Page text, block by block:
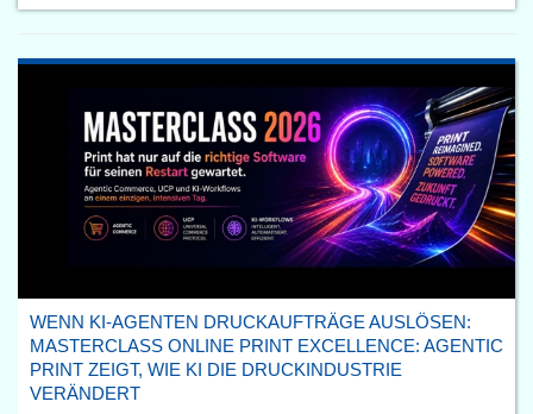
WENN KI-AGENTEN DRUCKAUFTRÄGE AUSLÖSEN:
MASTERCLASS ONLINE PRINT EXCELLENCE: AGENTIC
PRINT ZEIGT, WIE KI DIE DRUCKINDUSTRIE
VERÄNDERT